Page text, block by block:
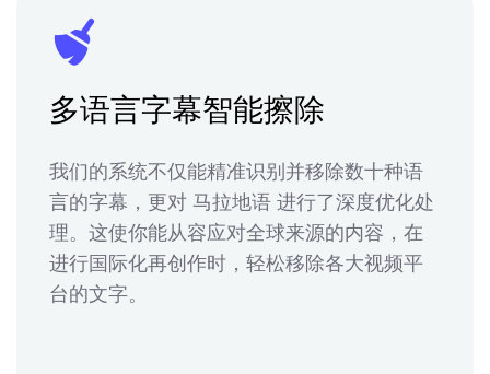
多语言字幕智能擦除
我们的系统不仅能精准识别并移除数十种语
言的字幕，更对 马拉地语 进行了深度优化处
理。这使你能从容应对全球来源的内容，在
进行国际化再创作时，轻松移除各大视频平
台的文字。